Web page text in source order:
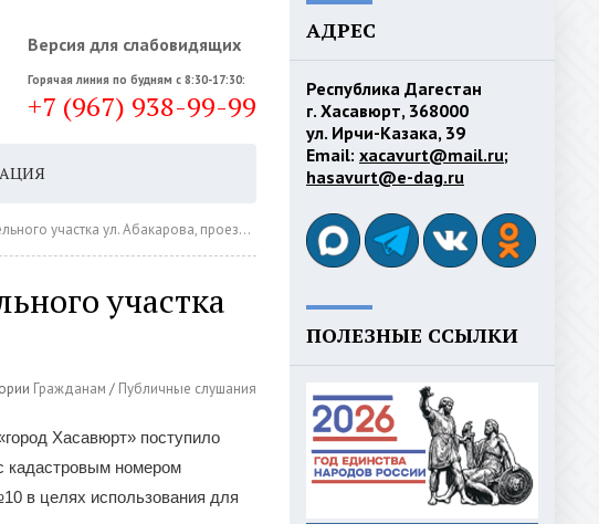
Версия для слабовидящих
Горячая линия по будням с 8:30-17:30:
+7 (967) 938-99-99
участка ул. Абакарова, проезд 4, № 10
участка
Гражданам / Публичные слушания
Хасавюрт» поступило
кадастровым номером
в целях использования для
АДРЕС
Республика Дагестан
г. Хасавюрт, 368000
ул. Ирчи-Казака, 39
Email: xacavurt@mail.ru;
hasavurt@e-dag.ru
ПОЛЕЗНЫЕ ССЫЛКИ